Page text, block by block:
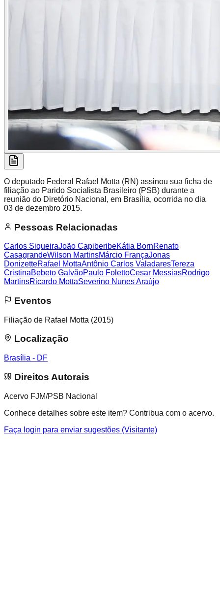
O deputado Federal Rafael Motta (RN) assinou sua ficha de
filiação ao Parido Socialista Brasileiro (PSB) durante a
reunião do Diretório Nacional, em Brasília, ocorrida no dia
03 de dezembro 2015.
Pessoas Relacionadas
Carlos SiqueiraJoão CapiberibeKátia BornRenato
CasagrandeWilson MartinsMárcio FrançaJonas
DonizetteRafael MottaAntônio Carlos ValadaresTereza
CristinaBebeto GalvãoPaulo FolettoCesar MessiasRodrigo
MartinsRicardo MottaSeverino Nunes Araújo
Eventos
Filiação de Rafael Motta (2015)
Localização
Brasília - DF
Direitos Autorais
Acervo FJM/PSB Nacional
Conhece detalhes sobre este item? Contribua com o acervo.
Faça login para enviar sugestões (Visitante)